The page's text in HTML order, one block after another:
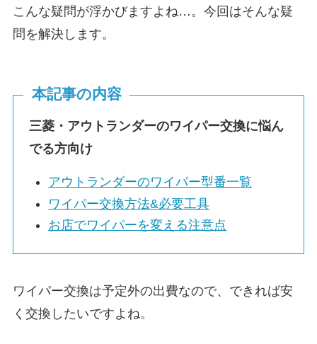
こんな疑問が浮かびますよね…。今回はそんな疑
問を解決します。
本記事の内容
三菱・ アウトランダーのワイパー交換に悩ん
でる方向け
アウトランダーのワイパー型番一覧
ワイパー交換方法&必要工具
お店でワイパーを変える注意点
ワイパー交換は予定外の出費なので、できれば安
く交換したいですよね。